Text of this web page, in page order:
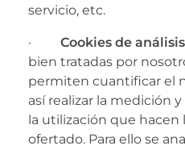
servicio, etc.
· Cookies de análisis
bien tratadas por
permiten cuantificar el
así realizar la medición
la utilización que hacen
ofertado. Para ello se